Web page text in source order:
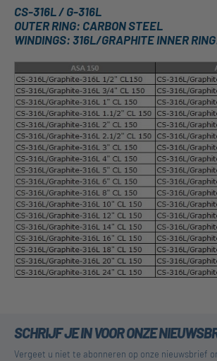
CS-316L / G-316L
OUTER RING: CARBON STEEL
WINDINGS: 316L/GRAPHITE INNER
SCHRIJF JE IN VOOR ONZE
Vergeet u niet te abonneren op onze nieuwsbrief